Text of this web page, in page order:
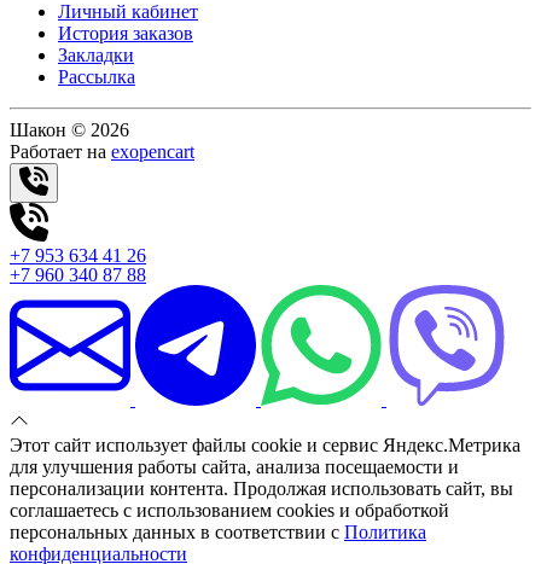
Личный кабинет
История заказов
Закладки
Рассылка
Шакон © 2026
Работает на exopencart
+7 953 634 41 26
+7 960 340 87 88
Этот сайт использует файлы cookie и сервис Яндекс.Метрика
для улучшения работы сайта, анализа посещаемости и
персонализации контента. Продолжая использовать сайт, вы
соглашаетесь с использованием cookies и обработкой
персональных данных в соответствии с Политика
конфиденциальности